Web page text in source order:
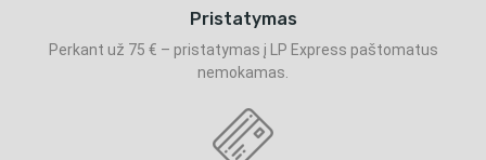
Pristatymas
Perkant už 75 € – pristatymas į LP Express paštomatus
nemokamas.